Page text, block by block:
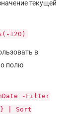
текущей
120)
в
полю
-Filter
} | Sort